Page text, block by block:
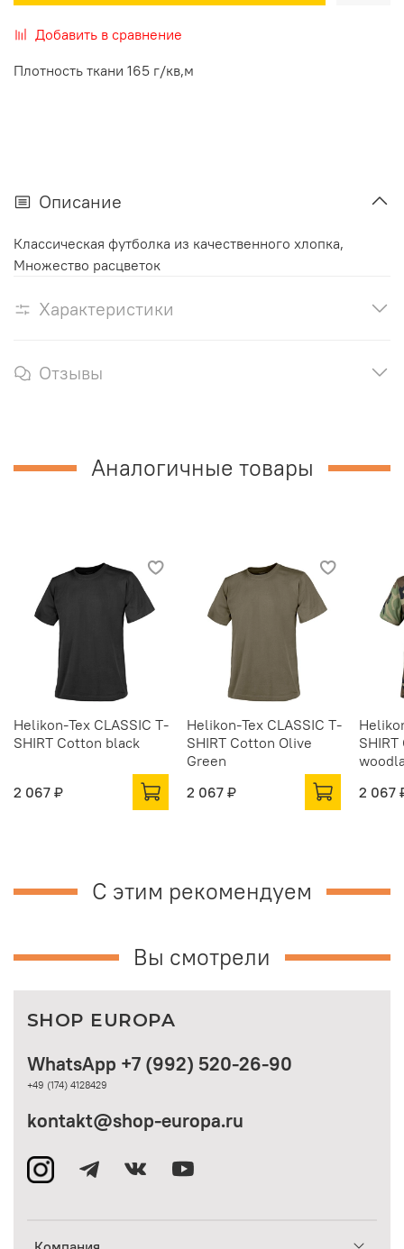
Добавить в сравнение
Плотность ткани 165 г/кв,м
Описание
Классическая футболка из качественного хлопка,
Множество расцветок
Характеристики
Отзывы
Аналогичные товары
Helikon-Tex CLASSIC T-
SHIRT Cotton black
2 067 ₽
Helikon-Tex CLASSIC T-
SHIRT Cotton Olive
Green
2 067 ₽
2 067
С этим рекомендуем
Вы смотрели
WhatsApp +7 (992) 520-26-90
+49 (174) 4128429
kontakt@shop-europa.ru
SHOP EUROPA